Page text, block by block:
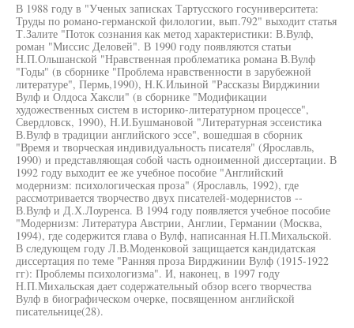
В 1988 году в "Ученых записках Тартусского госуниверситета:
Труды по романо-германской филологии, вып.792" выходит статья
Т.Залите "Поток сознания как метод характеристики: В.Вулф,
роман "Миссис Деловей". В 1990 году появляются статьи
Н.П.Ольшанской "Нравственная проблематика романа В.Вулф
"Годы" (в сборнике "Проблема нравственности в зарубежной
литературе", Пермь,1990), Н.К.Ильиной "Рассказы Вирджинии
Вулф и Олдоса Хаксли" (в сборнике "Модификации
художественных систем в историко-литературном процессе",
Свердловск, 1990), Н.И.Бушмановой "Литературная эссеистика
В.Вулф в традиции английского эссе", вошедшая в сборник
"Время и творческая индивидуальность писателя" (Ярославль,
1990) и представляющая собой часть одноименной диссертации. В
1992 году выходит ее же учебное пособие "Английский
модернизм: психологическая проза" (Ярославль, 1992), где
рассмотривается творчество двух писателей-модернистов --
В.Вулф и Д.Х.Лоуренса. В 1994 году появляется учебное пособие
"Модернизм: Литература Австрии, Англии, Германии (Москва,
1994), где содержится глава о Вулф, написанная Н.П.Михальской.
В следующем году Л.В.Моденковой защищается кандидатская
диссертация по теме "Ранняя проза Вирджинии Вулф (1915-1922
гг): Проблемы психологизма". И, наконец, в 1997 году
Н.П.Михальская дает содержательный обзор всего творчества
Вулф в биографическом очерке, посвященном английской
писательнице(28).